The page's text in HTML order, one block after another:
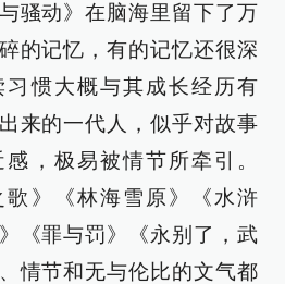
骚动》在脑海里留下了万
的记忆，有的记忆还很深
惯大概与其成长经历有
来的一代人，似乎对故事
，极易被情节所牵引。
歌》《林海雪原》《水浒
《罪与罚》《永别了，武
情节和无与伦比的文气都